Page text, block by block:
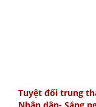
Tuyệt đối trung